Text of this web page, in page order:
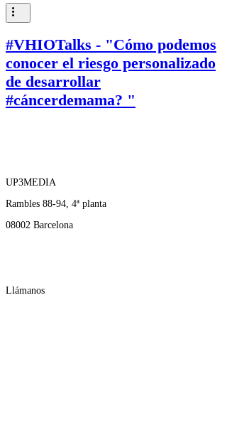
#VHIOTalks - "Cómo podemos
conocer el riesgo personalizado
de desarrollar
#cáncerdemama? "
UP3MEDIA
Rambles 88-94, 4ª planta
08002 Barcelona
Llámanos